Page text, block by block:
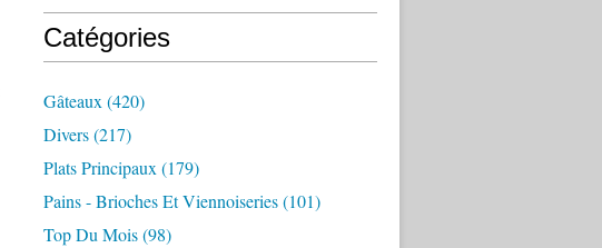
Catégories
Gâteaux (420)
Divers(217)
Plats Principaux (179)
Pains - Brioches Et Viennoiseries(101)
Top Du Mois(98)